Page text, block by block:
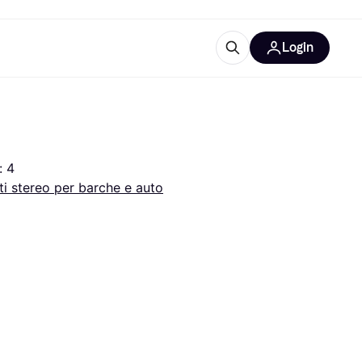
Login
4
stereo per barche e auto